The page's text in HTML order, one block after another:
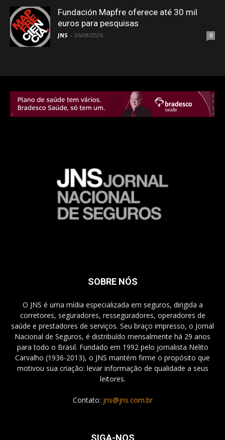
Fundación Mapfre oferece até 30 mil
euros para pesquisas
JNS - 06/08/2026 0
SOBRE NÓS
O JNS é uma mídia especializada em seguros, dirigida a
corretores, seguradores, resseguradores, operadores de
saúde e prestadores de serviços. Seu braço impresso, o Jornal
Nacional de Seguros, é distribuído mensalmente há 29 anos
para todo o Brasil. Fundado em 1992 pelo jornalista Nelito
Carvalho (1936-2013), o JNS mantém firme o propósito que
motivou sua criação: levar informação de qualidade a seus
leitores.
Contato: jns@jns.com.br
SIGA-NOS